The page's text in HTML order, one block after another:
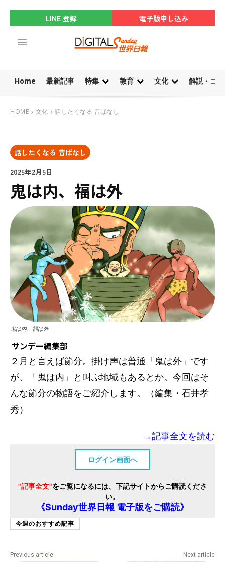
LINE 登録 電子版申し込み
Home 最新記事 特集 教育 文化 解説・コ
HOME 文化 話したくなる 昔ばなし
話したくなる 昔ばなし
2025年2月5日
鬼は内、福は外
鬼は内、福は外
サンデー編集部
２月と言えば節分。掛け声は普通「鬼は外」です
が、「鬼は内」と叫ぶ地域もあるとか。今回はそ
んな節分の物語をご紹介します。（編集・石井孝
秀）
→記事全文を読む
ログイン画面へ
"記事全文"をご覧になるには、下記サイトからご購読くださ
い。
《Sunday世界日報 電子版をご購読》
今週のおすすめ記事
Previous article Next article